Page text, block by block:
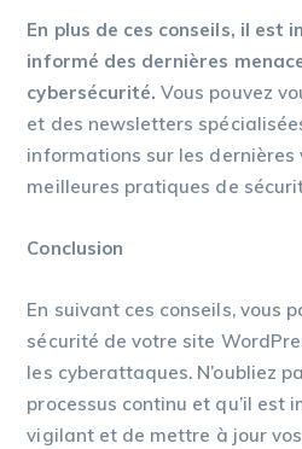
En plus de ces conseils, il
informé des dernières
cybersécurité. Vous pouvez
et des newsletters
informations sur les dernières
meilleures pratiques de
Conclusion
En suivant ces conseils, vous
sécurité de votre site
les cyberattaques. N’oubliez
processus continu et qu’il est
vigilant et de mettre à jour